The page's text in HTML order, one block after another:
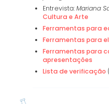
Entrevista:Mariana
Cultura e Arte
Ferramentas para
Ferramentas para
Ferramentas para
apresentações
Lista de verificação